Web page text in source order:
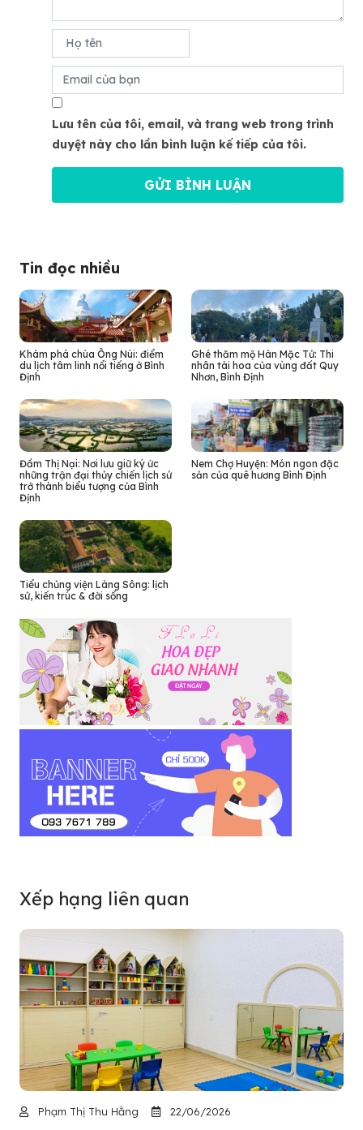
Lưu tên của tôi, email, và trang web trong trình
duyệt này cho lần bình luận kế tiếp của tôi.
Tin đọc nhiều
Khám phá chùa Ông Núi: điểm
du lịch tâm linh nổi tiếng ở Bình
Định
Ghé thăm mộ Hàn Mặc Tử: Thi
nhân tài hoa của vùng đất Quy
Nhơn, Bình Định
Đầm Thị Nại: Nơi lưu giữ ký ức
những trận đại thủy chiến lịch sử
trở thành biểu tượng của Bình
Định
Nem Chợ Huyện: Món ngon đặc
sản của quê hương Bình Định
Tiểu chủng viện Làng Sông: lịch
sử, kiến trúc & đời sống
Xếp hạng liên quan
Phạm Thị Thu Hằng 22/06/2026